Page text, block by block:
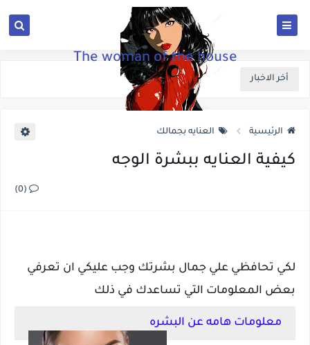
The woman of the house
أخر الاخبار
الرئيسية العنايه بجمالك
كيفية العنايه ببشرة الوجه
(0)
لكي تحافظي علي جمال بشرتك وجب عليكي ان تعرفي
بعض المعلومات التي تساعدك في ذلك
معلومات هامه عن البشره